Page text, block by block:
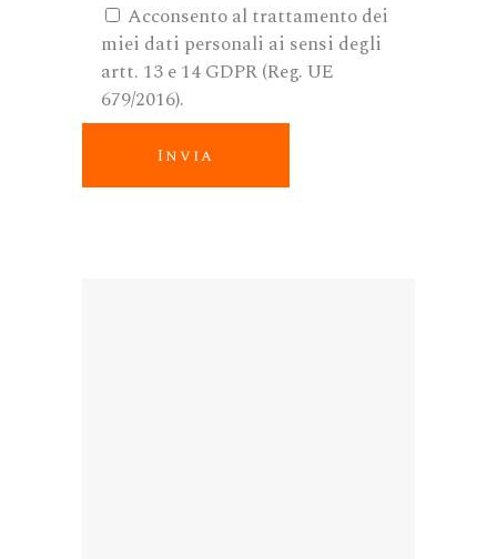
Acconsento al trattamento dei
miei dati personali ai sensi degli
artt. 13 e 14 GDPR (Reg. UE
679/2016).
Invia